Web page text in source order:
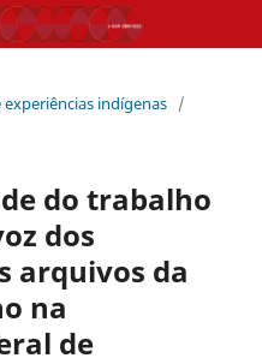
experiências indígenas /
do trabalho
dos
arquivos da
na
de